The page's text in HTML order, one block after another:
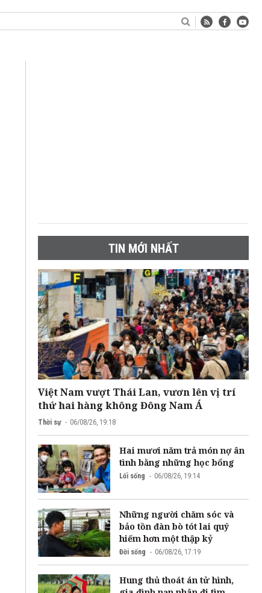
TIN MỚI NHẤT
Việt Nam vượt Thái Lan, vươn lên vị trí
thứ hai hàng không Đông Nam Á
Thời sự 06/08/26, 19:18
Hai mươi năm trả món nợ ân
tình bằng những học bổng
Lối sống 06/08/26, 19:14
Những người chăm sóc và
bảo tồn đàn bò tót lai quý
hiếm hơn một thập kỷ
Đời sống 06/08/26, 17:19
Hung thủ thoát án tử hình,